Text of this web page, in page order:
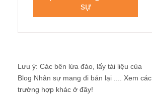
Lưu ý: Các bên lừa đảo, lấy tài liệu của
Blog Nhân sự mang đi bán lại .... Xem các
trường hợp khác ở đây!